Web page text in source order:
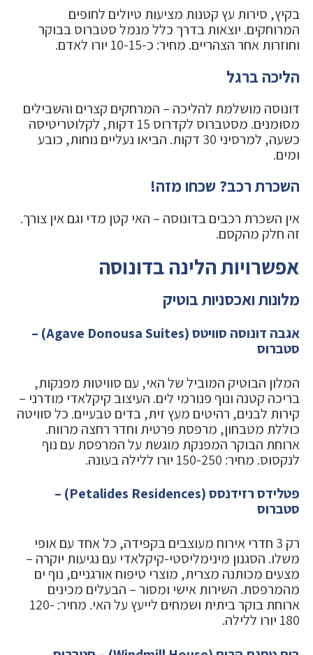
בקיץ, סירות עץ קטנות מציעות טיולים לחופים
המרוחקים. יוצאות בדרך כלל מנמל סטברוס בבוקר
וחוזרות אחר הצהריים. מחיר: כ-10-15 יורו לאדם.
הליכה ברגל
דונוסה מושלמת להליכה – המרחקים קצרים והשבילים
מסומנים. מסטברוס לקדרוס 15 דקות, לקלוטריטיסה
כשעה, למרסיני 30 דקות. הביאו נעליים נוחות, כובע
ומים.
השכרת רכב? שכחו מזה!
אין השכרת רכבים בדונוסה – האי קטן מדי וגם אין צורך.
זה חלק מהקסם.
אפשרויות הלינה בדונוסה
מלונות ואכסניות בוטיק
אגבה דונוסה סוויטס (Agave Donousa Suites) –
סטברוס
המלון הבוטיק המוביל של האי, עם סוויטות מפנקות,
בריכה קטנה ונוף פנורמי לים. העיצוב קיקלאדי מודרני –
קירות לבנים, רהיטים מעץ זית, בדים טבעיים. כל סוויטה
כוללת מטבחון, מרפסת פרטית וחדר רחצה מרווח.
ארוחת הבוקר המפנקת מוגשת על המרפסת עם נוף
לנקסוס. מחיר: 150-250 יורו ללילה בעונה.
פטלידס רזידנסס (Petalides Residences) –
סטברוס
רק 3 חדרי אירוח מעוצבים בקפידה, כל אחד עם אופי
משלו. הסגנון מינימליסטי-קיקלאדי עם נגיעות יוקרה –
מצעים מכותנה מצרית, מוצרי טיפוח אורגניים, נוף ים
מהמרפסת. השירות אישי ומסור – הבעלים מכינים
ארוחת בוקר ביתית ושמחים לייעץ על האי. מחיר: 120-
180 יורו ללילה.